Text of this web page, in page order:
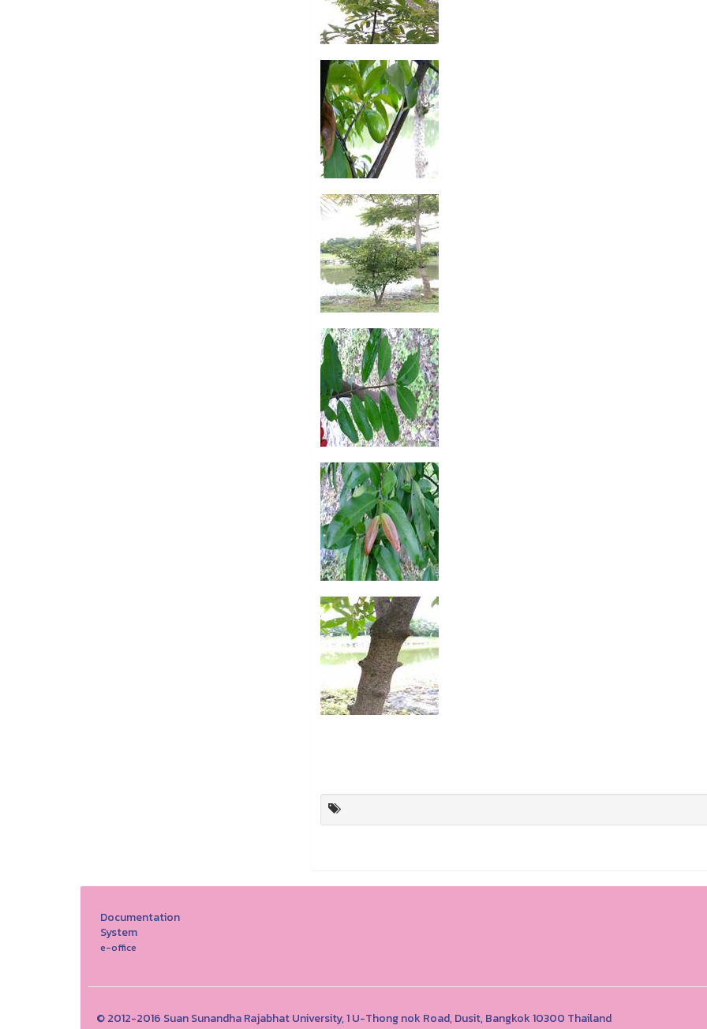
Documentation
System
e-office
© 2012-2016 Suan Sunandha Rajabhat University, 1 U-Thong nok Road, Dusit, Bangkok 10300 Thailand